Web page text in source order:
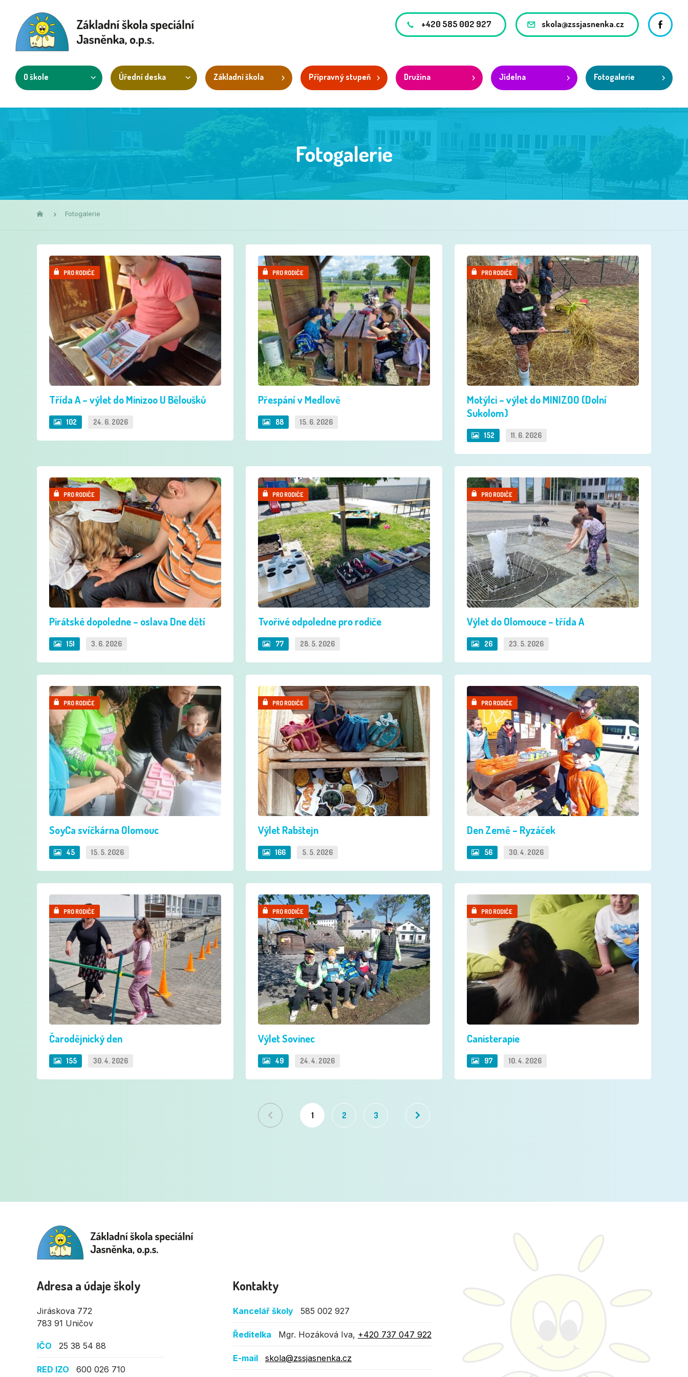
+420 585 002 927 skola@zssjasnenka.cz
O škole Úřední deska Základní škola Přípravný stupeň Družina Jídelna Fotogalerie
Fotogalerie
Fotogalerie
PRO RODIČE
Třída A – výlet do Minizoo U Běloušků
102 24. 6. 2026
PRO RODIČE
Přespání v Medlově
88 15. 6. 2026
PRO RODIČE
Motýlci – výlet do MINIZOO (Dolní
Sukolom)
152 11. 6. 2026
PRO RODIČE
Pirátské dopoledne – oslava Dne dětí
151 3. 6. 2026
PRO RODIČE
Tvořivé odpoledne pro rodiče
77 28. 5. 2026
PRO RODIČE
Výlet do Olomouce – třída A
26 23. 5. 2026
PRO RODIČE
SoyCa svíčkárna Olomouc
45 15. 5. 2026
PRO RODIČE
Výlet Rabštejn
166 5. 5. 2026
PRO RODIČE
Den Země – Ryzáček
56 30. 4. 2026
PRO RODIČE
Čarodějnický den
155 30. 4. 2026
PRO RODIČE
Výlet Sovinec
49 24. 4. 2026
PRO RODIČE
Canisterapie
97 10. 4. 2026
Předchozí 1 2 3 Následující
Adresa a údaje školy
Jiráskova 772
783 91 Uničov
IČO 25 38 54 88
RED IZO 600 026 710
Kontakty
Kancelář školy 585 002 927
Ředitelka Mgr. Hozáková Iva, +420 737 047 922
E-mail skola@zssjasnenka.cz